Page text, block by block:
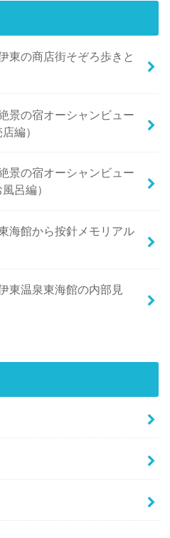
の商店街そぞろ歩きと
の宿オーシャンビュー
編）
の宿オーシャンビュー
呂編）
館から按針メモリアル
温泉東海館の内部見